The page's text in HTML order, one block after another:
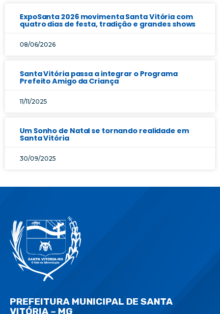
ExpoSanta 2026 movimenta Santa Vitória com
quatro dias de festa, tradição e grandes shows
08/06/2026
Santa Vitória passa a integrar o Programa
Prefeito Amigo da Criança
11/11/2025
Um Sonho de Natal se tornando realidade em
Santa Vitória
30/09/2025
PREFEITURA MUNICIPAL DE SANTA
VITÓRIA – MG